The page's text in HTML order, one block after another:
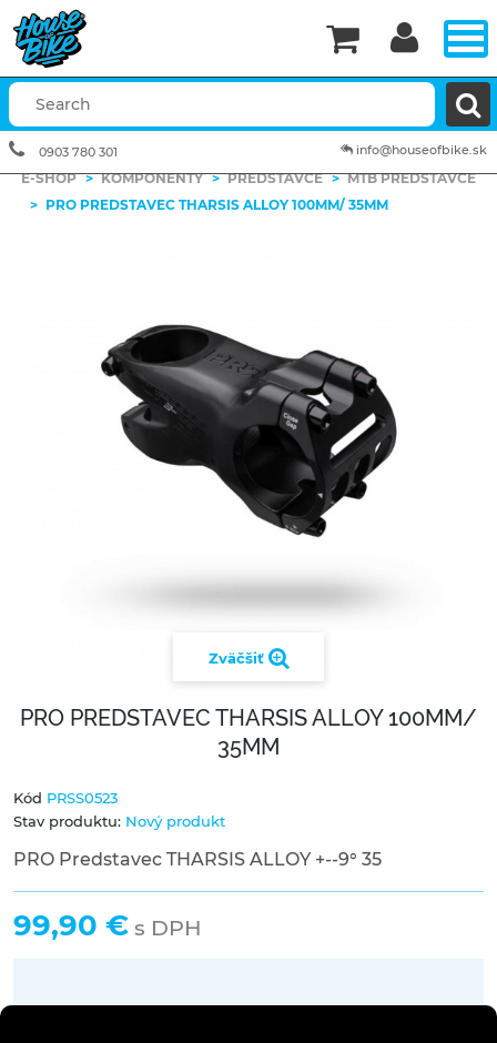
E-SHOP > KOMPONENTY > PREDSTAVCE > MTB PREDSTAVCE
> PRO PREDSTAVEC THARSIS ALLOY 100MM/ 35MM
Zväčšiť
PRO PREDSTAVEC THARSIS ALLOY 100MM/
35MM
Kód PRSS0523
Stav produktu: Nový produkt
PRO Predstavec THARSIS ALLOY +--9° 35
99,90 € s DPH


info@houseofbike.sk
0903 780 301